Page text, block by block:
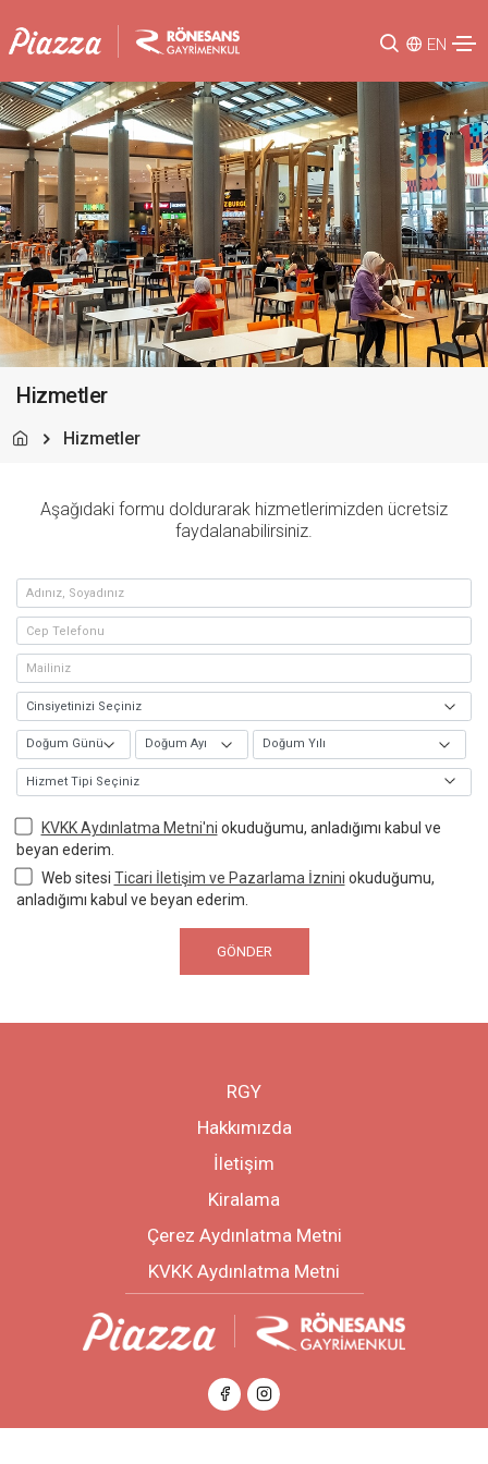
EN
Hizmetler
Hizmetler
Aşağıdaki formu doldurarak hizmetlerimizden ücretsiz
faydalanabilirsiniz.
KVKK Aydınlatma Metni'ni okuduğumu, anladığımı kabul ve
beyan ederim.
Web sitesi Ticari İletişim ve Pazarlama İznini okuduğumu,
anladığımı kabul ve beyan ederim.
GÖNDER
RGY
Hakkımızda
İletişim
Kiralama
Çerez Aydınlatma Metni
KVKK Aydınlatma Metni